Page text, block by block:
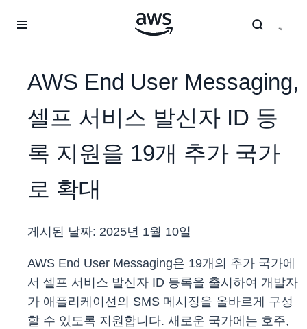
AWS End User Messaging,
셀프 서비스 발신자 ID 등
록 지원을 19개 추가 국가
로 확대
게시된 날짜: 2025년 1월 10일
AWS End User Messaging은 19개의 추가 국가에
서 셀프 서비스 발신자 ID 등록을 출시하여 개발자
가 애플리케이션의 SMS 메시징을 올바르게 구성
할 수 있도록 지원합니다. 새로운 국가에는 호주,